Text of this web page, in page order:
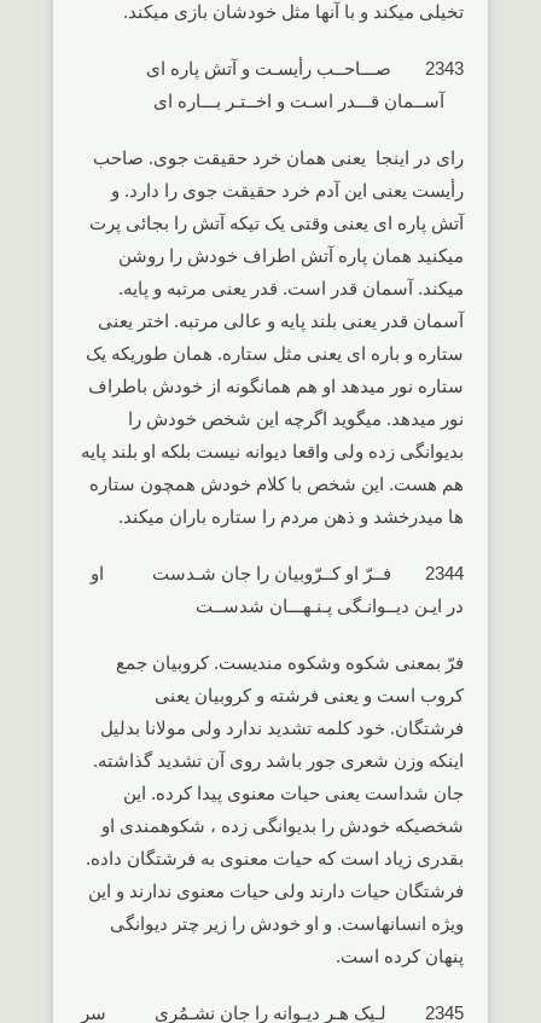
تخیلی میکند و با آنها مثل خودشان بازی میکند.
2343 صـــاحــب رأیسـت و آتش پاره ای
آســمان قـــدر اسـت و اخــتـر بـــاره ای
رای در اینجا یعنی همان خرد حقیقت جوی. صاحب
رأیست یعنی این آدم خرد حقیقت جوی را دارد. و
آتش پاره ای یعنی وقتی یک تیکه آتش را بجائی پرت
میکنید همان پاره آتش اطراف خودش را روشن
میکند. آسمان قدر است. قدر یعنی مرتبه و پایه.
آسمان قدر یعنی بلند پایه و عالی مرتبه. اختر یعنی
ستاره و باره ای یعنی مثل ستاره. همان طوریکه یک
ستاره نور میدهد او هم همانگونه از خودش باطراف
نور میدهد. میگوید اگرچه این شخص خودش را
بدیوانگی زده ولی واقعا دیوانه نیست بلکه او بلند پایه
هم هست. این شخص با کلام خودش همچون ستاره
ها میدرخشد و ذهن مردم را ستاره باران میکند.
2344 فــرّ او کــرّوبیان را جان شـدست او
در ایـن دیــوانـگی پـنـهـــان شدســت
فرّ بمعنی شکوه وشکوه مندیست. کروبیان جمع
کروب است و یعنی فرشته و کروبیان یعنی
فرشتگان. خود کلمه تشدید ندارد ولی مولانا بدلیل
اینکه وزن شعری جور باشد روی آن تشدید گذاشته.
جان شداست یعنی حیات معنوی پیدا کرده. این
شخصیکه خودش را بدیوانگی زده ، شکوهمندی او
بقدری زیاد است که حیات معنوی به فرشتگان داده.
فرشتگان حیات دارند ولی حیات معنوی ندارند و این
ویژه انسانهاست. و او خودش را زیر چتر دیوانگی
پنهان کرده است.
2345 لـیک هـر دیـوانه را جان نشـمُری سر